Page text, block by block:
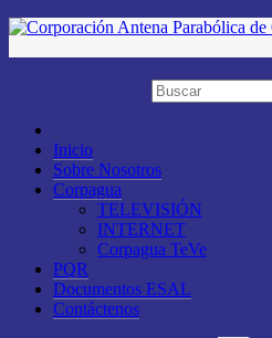
Saltar
Inicio
Sobre Nosotros
Corpagua
TELEVISIÓN
INTERNET
Corpagua TeVe
PQR
Documentos ESAL
Contáctenos